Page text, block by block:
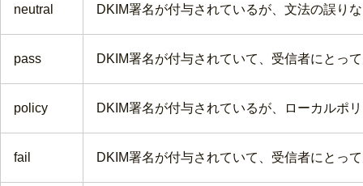
neutral DKIM署名が付与されているが、文法の誤り
pass DKIM署名が付与されていて、受信者にとっ
policy DKIM署名が付与されているが、ローカルポ
fail DKIM署名が付与されていて、受信者にとっ